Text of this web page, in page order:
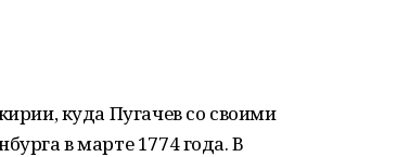
куда Пугачев со своими
в марте 1774 года. В